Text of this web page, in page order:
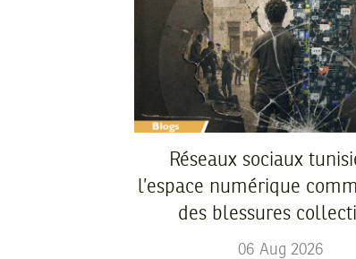
Réseaux sociaux
l’espace numérique
des blessures
06 Aug 2026